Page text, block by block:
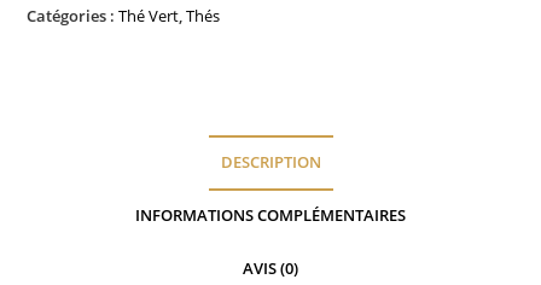
Catégories :Thé Vert ,Thés
DESCRIPTION
INFORMATIONS COMPLÉMENTAIRES
AVIS (0)